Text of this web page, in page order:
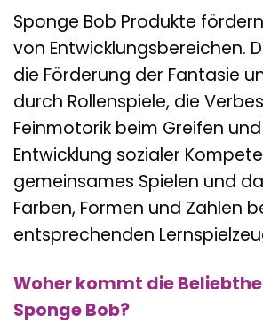
Sponge Bob Produkte
von Entwicklungsbereichen.
die Förderung der Fantasie
durch Rollenspiele, die
Feinmotorik beim Greifen und
Entwicklung sozialer
gemeinsames Spielen und
Farben, Formen und Zahlen
entsprechenden
Woher kommt die
Sponge Bob?